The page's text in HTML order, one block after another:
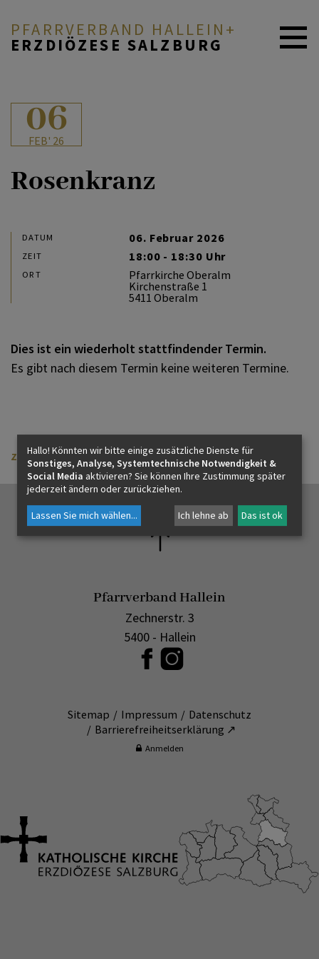
PFARRVERBAND HALLEIN+
ERZDIÖZESE SALZBURG
ICH MÖCHTE ...
GLAUBE & FEIERN
KONTAKT
06
FEB' 26
Rosenkranz
DATUM 06. Februar 2026
ZEIT 18:00 - 18:30 Uhr
ORT
Pfarrkirche Oberalm
Kirchenstraße 1
5411 Oberalm
Dies ist ein wiederholt stattfindender Termin.
Es gibt nach diesem Termin keine weiteren Termine.
zurück
Pfarrverband Hallein
Zechnerstr. 3
5400 - Hallein
Sitemap Impressum
Datenschutz
Barrierefreiheitserklärung ↗
Anmelden
Hallo! Könnten wir bitte einige zusätzliche Dienste für
Sonstiges, Analyse, Systemtechnische Notwendigkeit &
Social Media aktivieren? Sie können Ihre Zustimmung später
jederzeit ändern oder zurückziehen.
Lassen Sie mich wählen... Ich lehne ab Das ist ok